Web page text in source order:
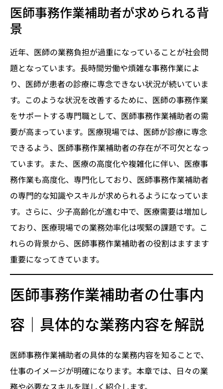
医師事務作業補助者が求められる背
景
近年、医師の業務負担が過重になっていることが社会問
題となっています。長時間労働や煩雑な事務作業によ
り、医師が患者の診療に専念できない状況が続いていま
す。このような状況を改善するために、医師の事務作業
をサポートする専門職として、医師事務作業補助者の需
要が高まっています。医療現場では、医師が診療に専念
できるよう、医師事務作業補助者の存在が不可欠となっ
ています。また、医療の高度化や複雑化に伴い、医療事
務作業も高度化、専門化しており、医師事務作業補助者
の専門的な知識やスキルが求められるようになっていま
す。さらに、少子高齢化が進む中で、医療需要は増加し
ており、医療現場での業務効率化は喫緊の課題です。こ
れらの背景から、医師事務作業補助者の役割はますます
重要になってきています。
医師事務作業補助者の仕事内
容｜具体的な業務内容を解説
医師事務作業補助者の具体的な業務内容を知ることで、
仕事のイメージが明確になります。本章では、日々の業
務や必要なスキルを詳しく紹介します。